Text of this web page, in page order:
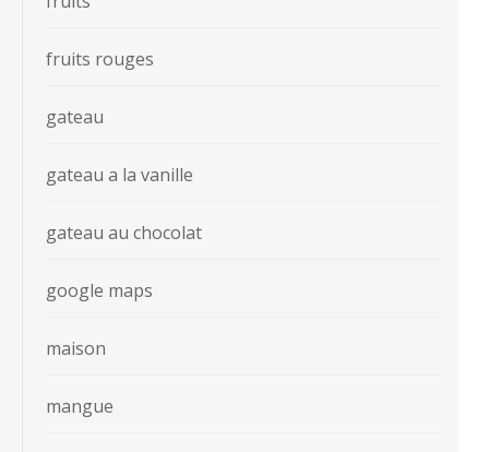
fruits rouges
gateau
gateau a la vanille
gateau au chocolat
google maps
maison
mangue